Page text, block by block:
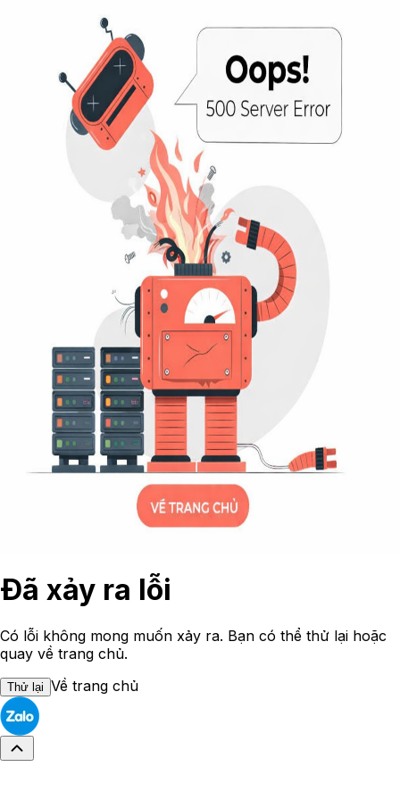
Đã xảy ra lỗi
Có lỗi không mong muốn xảy ra. Bạn có thể thử lại hoặc
quay về trang chủ.
Thử lại Về trang chủ